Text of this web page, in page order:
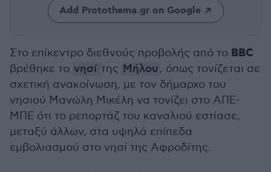
Add Protothema.gr on Google
Στο επίκεντρο διεθνούς προβολής από το BBC
βρέθηκε το νησί της Μήλου , όπως τονίζεται σε
σχετική ανακοίνωση, με τον δήμαρχο του
νησιού Μανώλη Μικέλη να τονίζει στο ΑΠΕ-
ΜΠΕ ότι το ρεπορτάζ του καναλιού εστίασε,
μεταξύ άλλων, στα υψηλά επίπεδα
εμβολιασμού στο νησί της Αφροδίτης.